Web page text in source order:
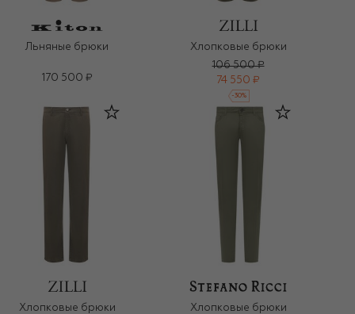
Льняные брюки
170 500 ₽
Хлопковые брюки
106 500 ₽
74 550 ₽
-30%
Хлопковые брюки
Хлопковые брюки